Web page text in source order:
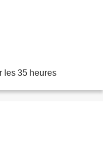
les 35 heures